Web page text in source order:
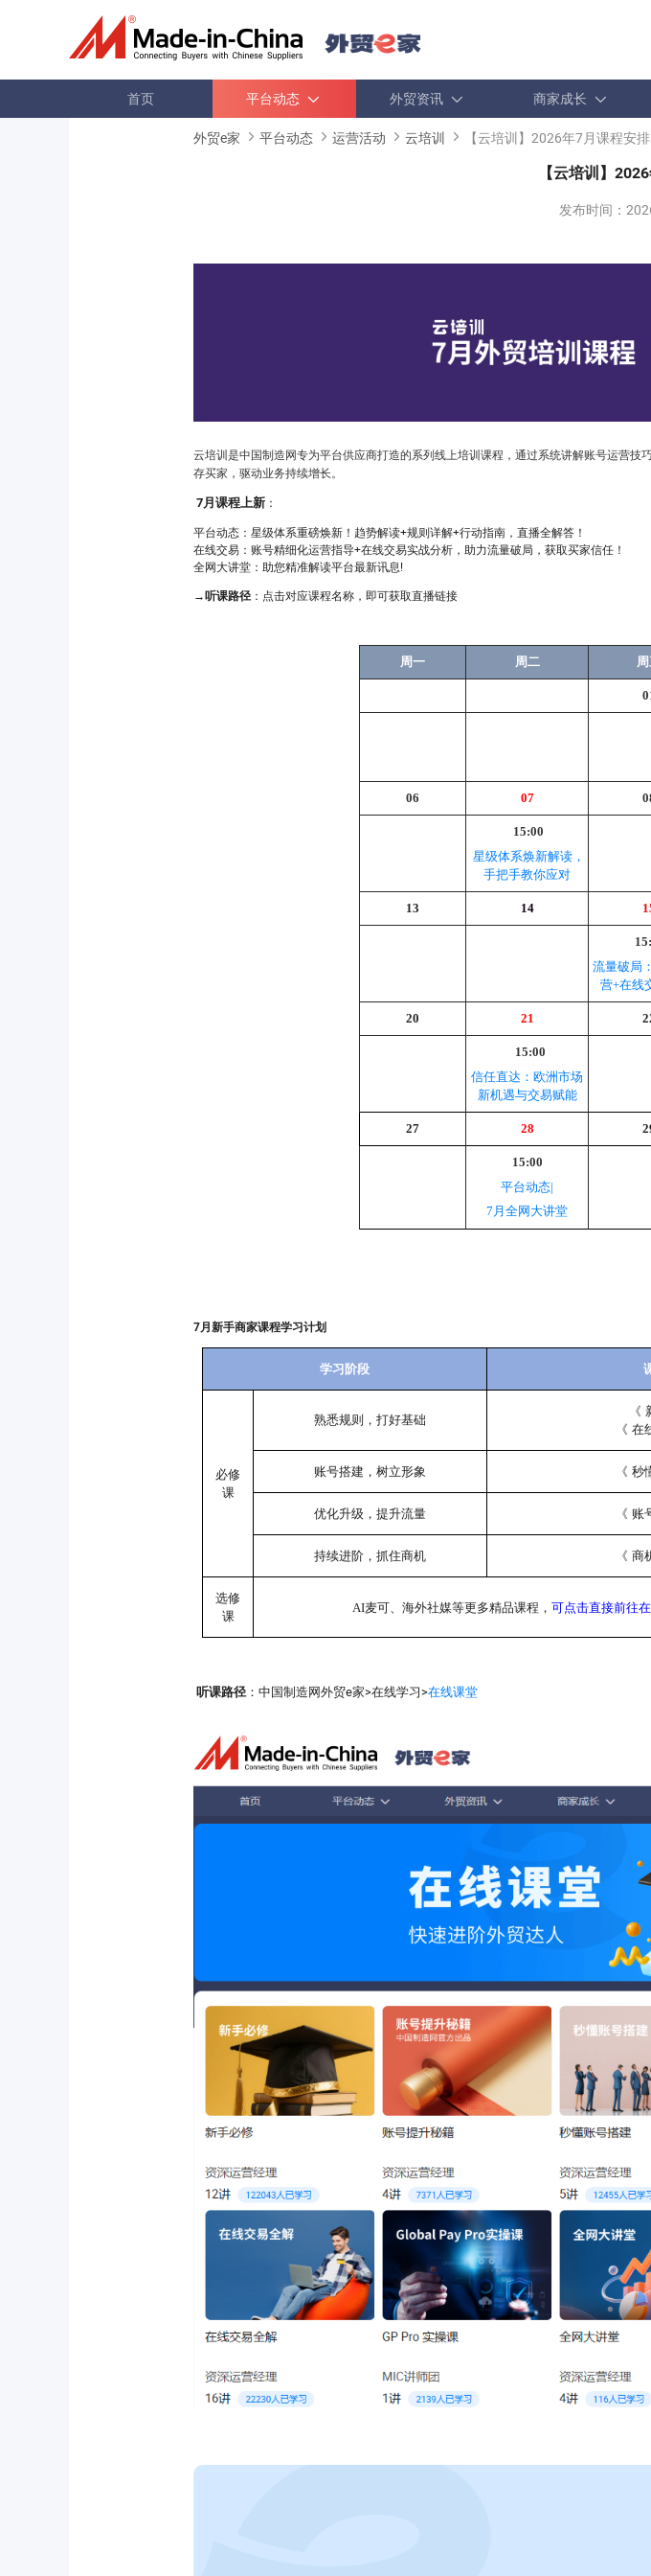
首页 平台动态 外贸资讯 商家成长
外贸e家 平台动态 运营活动 云培训
【云培训】2026年7月课程安排
【云培训】
发布时间：
云培训是中国制造网专为平台供应商打造的系列线上培训课程，通过系统讲解账号运营
存买家，驱动业务持续增长。
7月课程上新 ：
平台动态：星级体系重磅焕新！趋势解读+规则详解+行动指南，直播全解答！
在线交易：账号精细化运营指导+在线交易实战分析，助力流量破局，获取买家信任！
全网大讲堂：助您精准解读平台最新讯息!
→听课路径 ：点击对应课程名称，即可获取直播链接
周一 周二
06 07
15:00
星级体系焕新解读，
手把手教你应对
13 14
流量破局
营+在线
20 21
15:00
信任直达：欧洲市场
新机遇与交易赋能
27 28
15:00
平台动态|
7月全网大讲堂
7月新手商家课程学习计划
学习阶段
必修
课
熟悉规则，打好基础
《
《 在
账号搭建，树立形象 《 秒
优化升级，提升流量 《 账
持续进阶，抓住商机 《 商
选修
课
AI麦可、海外社媒等更多精品课程， 可点击直接前往
听课路径 ：中国制造网外贸e家>在线学习>在线课堂